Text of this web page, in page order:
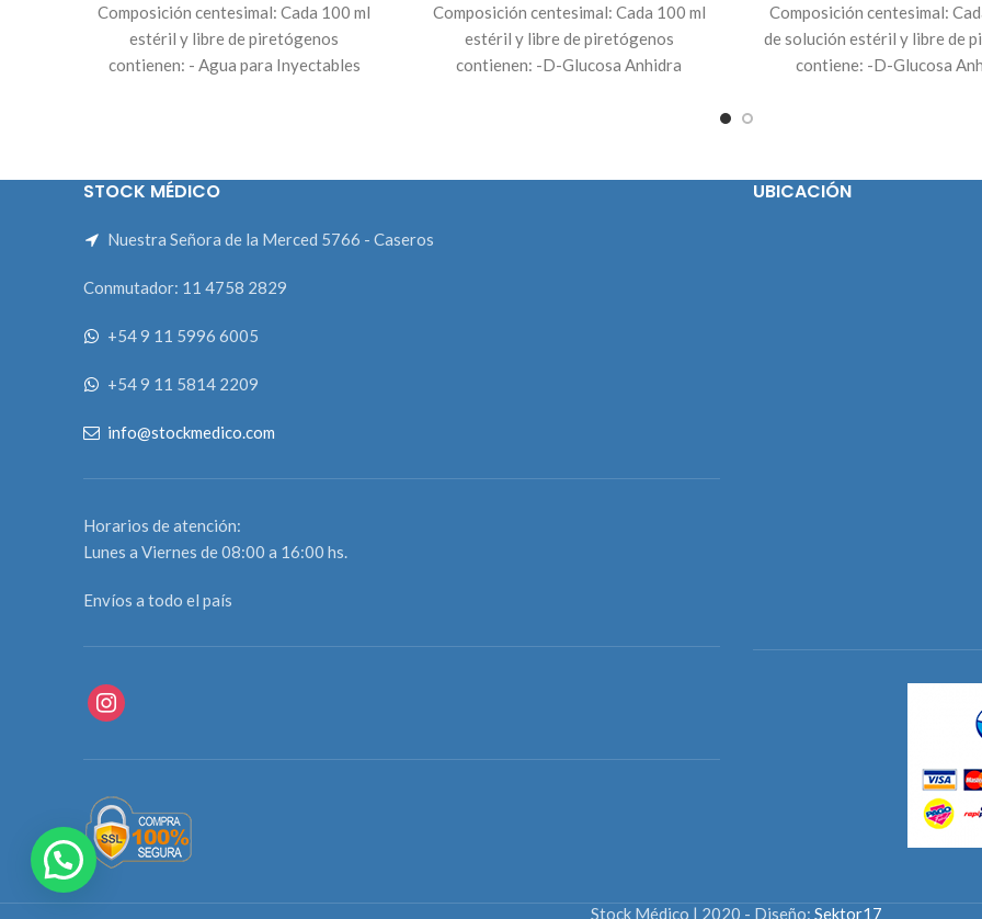
Composición centesimal: Cada 100 ml
estéril y libre de piretógenos
contienen: - Agua para Inyectables
Composición centesimal: Cada 100 ml
estéril y libre de piretógenos
contienen: -D-Glucosa Anhidra
Composición centesimal:
de solución estéril y libre de
contiene: -D-Glucosa
TECSOLPAR 500 ML x 15
STOCK MÉDICO
Nuestra Señora de la Merced 5766 - Caseros
Conmutador: 11 4758 2829
+54 9 11 5996 6005
+54 9 11 5814 2209
info@stockmedico.com
Horarios de atención:
Lunes a Viernes de 08:00 a 16:00 hs.
Envíos a todo el país
instagram
UBICACIÓN
Stock Médico | 2020 - Diseño: Sektor17